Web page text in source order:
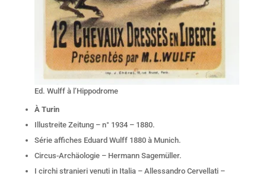
Ed. Wulff à l’Hippodrome
À Turin
Illustreite Zeitung – n° 1934 – 1880.
Série affiches Eduard Wulff 1880 à Munich.
Circus-Archäologie – Hermann Sagemüller.
I circhi stranieri venuti in Italia – Allessandro Cervellati –